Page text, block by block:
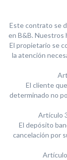
Este contrato se
en B&B. Nuestros
El propietario se
la atención
El cliente
determinado no
Artículo
El depósito
cancelación por